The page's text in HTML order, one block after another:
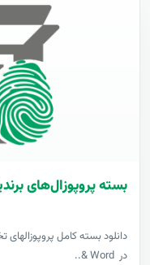
بسته پروپوزال‌های
دانلود بسته کامل
در Word &..